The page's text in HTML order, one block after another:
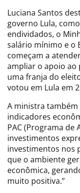
Luciana Santos
governo Lula,
endividados, o
salário mínimo e o
começam a
ampliar o apoio ao
uma franja do
votou em Lula em
A ministra
indicadores
PAC (Programa de
investimentos
investimentos nos
que o ambiente
econômica,
muito positiva.”